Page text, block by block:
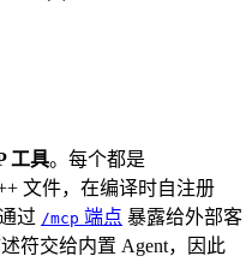
工具。每个都是
文件，在编译时自注册
过 /mcp 端点 暴露给外部客
符交给内置 Agent，因此